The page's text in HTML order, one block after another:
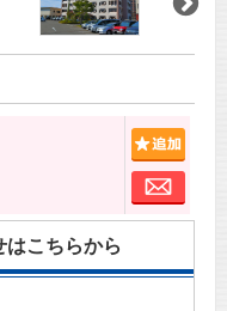
お問
こちらから